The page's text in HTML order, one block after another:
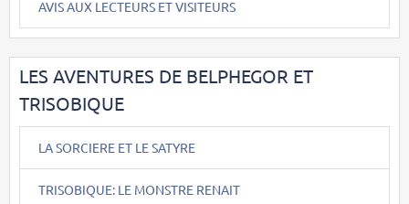
AVIS AUX LECTEURS ET VISITEURS
LES AVENTURES DE BELPHEGOR ET
TRISOBIQUE
LA SORCIERE ET LE SATYRE
TRISOBIQUE: LE MONSTRE RENAIT